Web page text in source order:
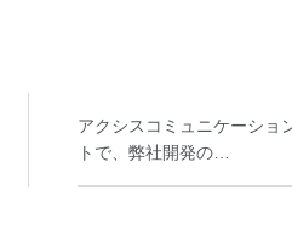
アクシスコミュニケーショ
トで、弊社開発の…